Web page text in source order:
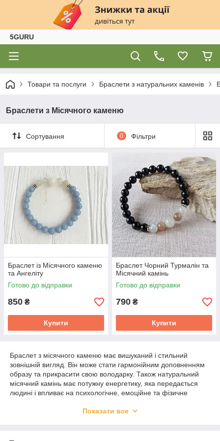
5GURU
Товари та послуги Браслети з натуральних каменів
Браслети з Місячного каменю
Сортування 0 Фільтри
Браслет із Місячного каменю
та Ангеліту
Готово до відправки
850 ₴
Купити
Браслет Чорний Турмалін та
Місячний камінь
Готово до відправки
790 ₴
Купити
Браслет з місячного каменю має вишуканий і стильний
зовнішній вигляд. Він може стати гармонійним доповненням
образу та прикрасити свою володарку. Також натуральний
місячний камінь має потужну енергетику, яка передається
людині і впливає на психологічне, емоційне та фізичне
іншими натуральними каменями, посилюючи та доповнюючи
Показати все